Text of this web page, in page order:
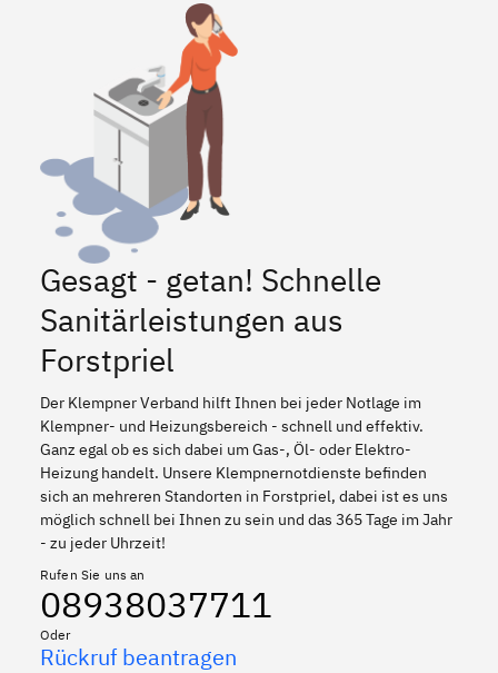
Gesagt - getan! Schnelle
Sanitärleistungen aus
Forstpriel
Der Klempner Verband hilft Ihnen bei jeder Notlage im
Klempner- und Heizungsbereich - schnell und effektiv.
Ganz egal ob es sich dabei um Gas-, Öl- oder Elektro-
Heizung handelt. Unsere Klempnernotdienste befinden
sich an mehreren Standorten in Forstpriel, dabei ist es uns
möglich schnell bei Ihnen zu sein und das 365 Tage im Jahr
- zu jeder Uhrzeit!
Rufen Sie uns an
08938037711
Oder
Rückruf beantragen